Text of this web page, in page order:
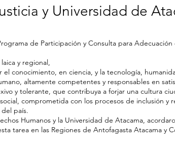
y Universidad de
de Participación y Consulta para
y regional,
conocimiento, en ciencia, y la tecnología,
altamente competentes y responsables en
y tolerante, que contribuya a forjar una cultura
comprometida con los procesos de inclusión y
país.
Humanos y la Universidad de Atacama,
tarea en las Regiones de Antofagasta Atacama y